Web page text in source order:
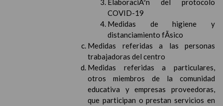
ElaboraciÃ³n del protocolo
COVID-19
Medidas de higiene y
distanciamiento fÃ­sico
Medidas referidas a las personas
trabajadoras del centro
Medidas referidas a particulares,
otros miembros de la comunidad
educativa y empresas proveedoras,
que participan o prestan servicios en